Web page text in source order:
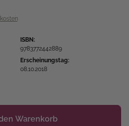
ISBN:
9783772442889
Erscheinungstag:
08.10.2018
Warenkorb